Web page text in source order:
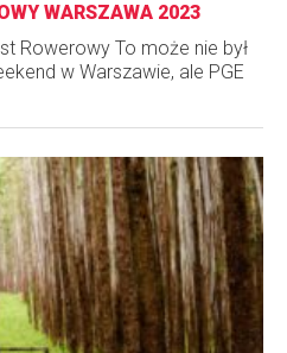
WARSZAWA 2023
Rowerowy To może nie był
w Warszawie, ale PGE